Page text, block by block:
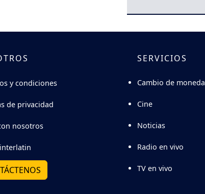
y condiciones
de privacidad
nosotros
SERVICIOS
Cambio de moneda
Cine
Noticias
Radio en vivo
TV en vivo